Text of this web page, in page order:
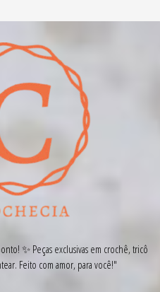
✨ Peças exclusivas em crochê, tricô
Feito com amor, para você!"